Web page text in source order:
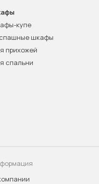
купе
шкафы
прихожей
спальни